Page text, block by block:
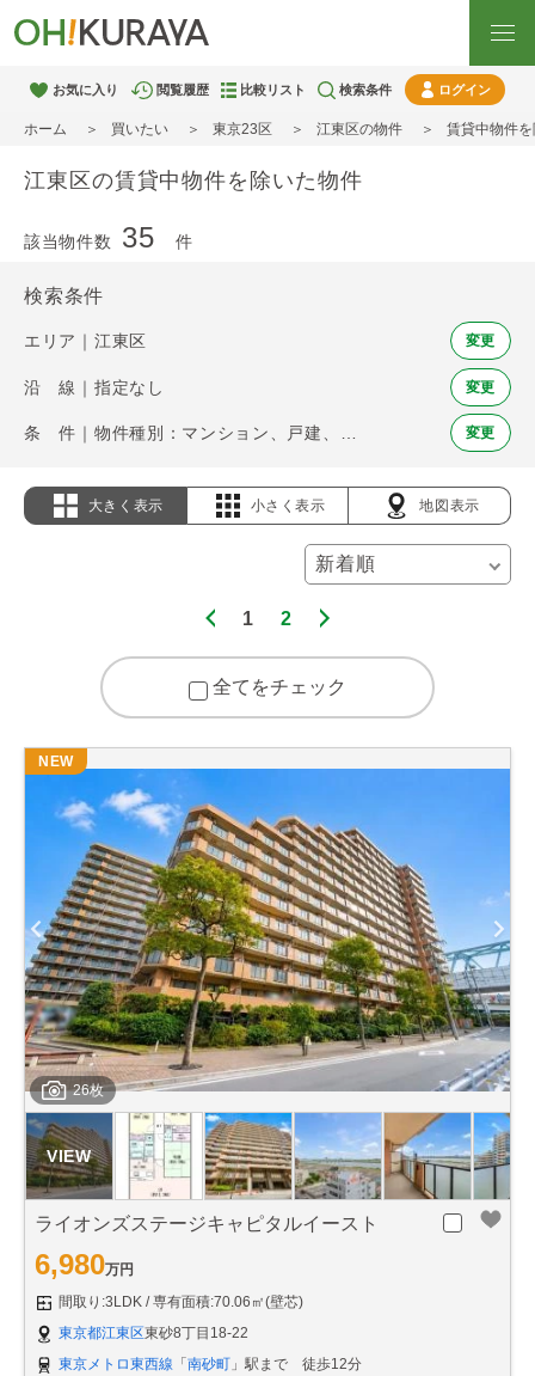
お気に入り 閲覧履歴 比較リスト 検索条件 ログイン
ホーム 買いたい 東京23区 江東区の物件 賃貸中物件
江東区の賃貸中物件を除いた物件
該当物件数 35 件
検索条件
エリア｜江東区 変更
沿 線｜指定なし 変更
変更
大きく表示 小さく表示 地図表示
1 2
全てをチェック
26枚
NEW
ライオンズステージキャピタルイースト
6,980万円
間取り:3LDK
専有面積:70.06㎡(壁芯)
東京都江東区東砂8丁目18-22
東京メトロ東西線 「 南砂町 」駅まで 徒歩12分